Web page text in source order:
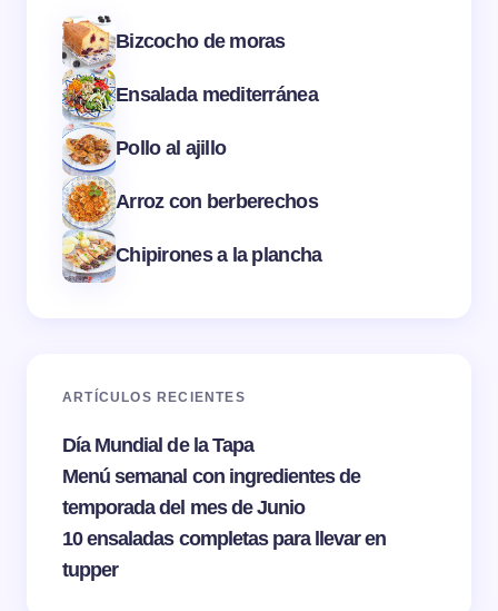
Bizcocho de moras
Ensalada mediterránea
Pollo al ajillo
Arroz con berberechos
Chipirones a la plancha
ARTÍCULOS RECIENTES
Día Mundial de la Tapa
Menú semanal con ingredientes de
temporada del mes de Junio
10 ensaladas completas para llevar en
tupper